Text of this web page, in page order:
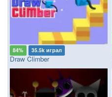
84% 35.5k играл
Draw Climber